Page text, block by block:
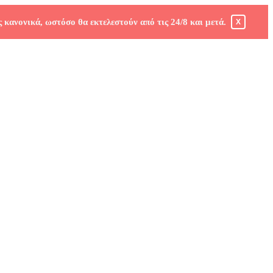
ωστόσο θα εκτελεστούν από τις 24/8 και μετά. X